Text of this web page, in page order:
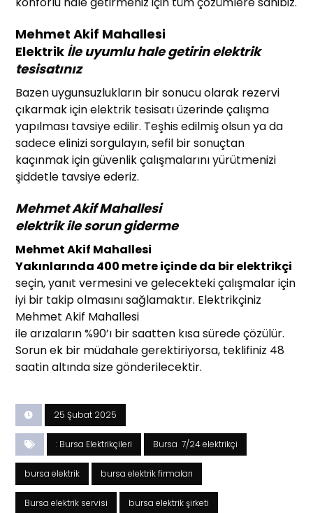
Mehmet Akif Mahallesi
Elektrik İle uyumlu hale getirin elektrik
tesisatınız
Bazen uygunsuzlukların bir sonucu olarak rezervi
çıkarmak için elektrik tesisatı üzerinde çalışma
yapılması tavsiye edilir. Teşhis edilmiş olsun ya da
sadece elinizi sorgulayın, sefil bir sonuçtan
kaçınmak için güvenlik çalışmalarını yürütmenizi
şiddetle tavsiye ederiz.
Mehmet Akif Mahallesi
elektrikile sorun giderme
Mehmet Akif Mahallesi
Yakınlarında 400 metre içinde da bir elektrikçi
seçin, yanıt vermesini ve gelecekteki çalışmalar için
iyi bir takip olmasını sağlamaktır. Elektrikçiniz
Mehmet Akif Mahallesi
ile arızaların %90’ı bir saatten kısa sürede çözülür.
Sorun ek bir müdahale gerektiriyorsa, teklifiniz 48
saatin altında size gönderilecektir.
25 Şubat 2025
: Bursa Elektrikçileri Bursa 7/24 elektrikçi
bursa elektrik bursa elektrik firmaları
Bursa elektrik servisi bursa elektrik şirketi